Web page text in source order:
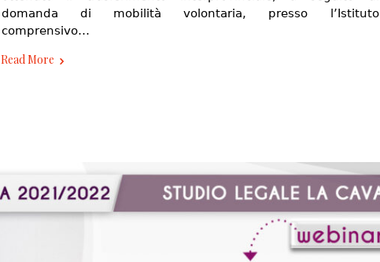
domanda di mobilità volontaria, presso l’Istituto
comprensivo…
Read More